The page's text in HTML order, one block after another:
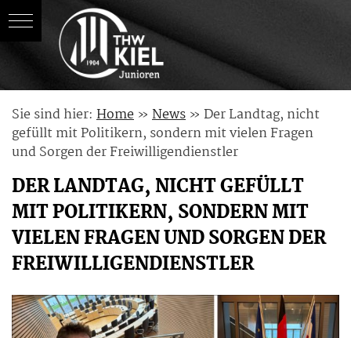
content
Sie sind hier: Home » News » Der Landtag, nicht
gefüllt mit Politikern, sondern mit vielen Fragen
und Sorgen der Freiwilligendienstler
DER LANDTAG, NICHT GEFÜLLT
MIT POLITIKERN, SONDERN MIT
VIELEN FRAGEN UND SORGEN DER
FREIWILLIGENDIENSTLER